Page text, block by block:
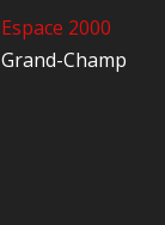
Espace 2000
Grand-Champ